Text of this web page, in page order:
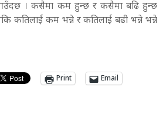
। कसैमा कम हुन्छ र कसैमा बढि हुन्छ
कतिलाई कम भन्ने र कतिलाई बढी भन्ने भन्ने
Print Email